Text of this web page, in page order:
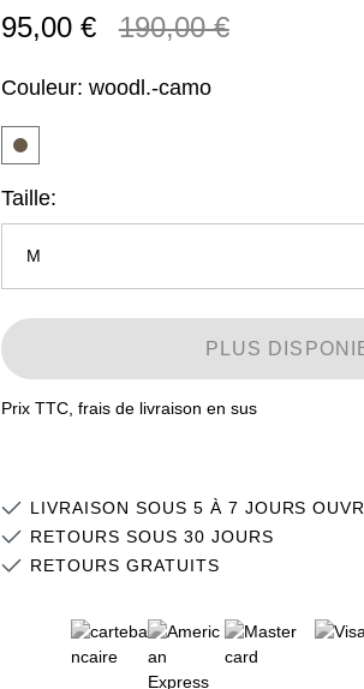
95,00 € 190,00 €
Couleur: woodl.-camo
Taille:
M
S
XL
2XL
3XL
PLUS
Prix TTC, frais de livraison en sus
LIVRAISON SOUS 5 À 7 JOURS
RETOURS SOUS 30 JOURS
RETOURS GRATUITS